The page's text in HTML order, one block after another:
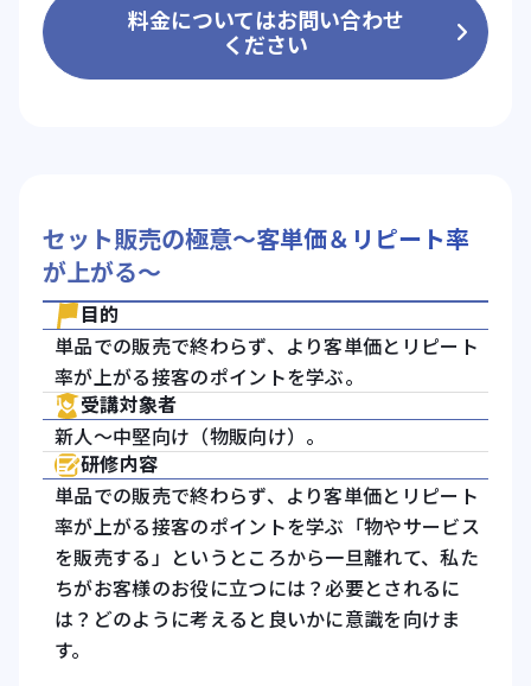
料金についてはお問い合わせ
ください
セット販売の極意～客単価＆リピート率
が上がる～
目的
単品での販売で終わらず、より客単価とリピート
率が上がる接客のポイントを学ぶ。
受講対象者
新人～中堅向け（物販向け）。
研修内容
単品での販売で終わらず、より客単価とリピート
率が上がる接客のポイントを学ぶ「物やサービス
を販売する」というところから一旦離れて、私た
ちがお客様のお役に立つには？必要とされるに
は？どのように考えると良いかに意識を向けま
す。